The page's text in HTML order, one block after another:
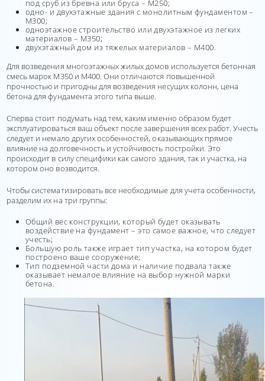
под сруб из бревна или бруса – М250;
одно- и двухэтажные здания с монолитным фундаментом –
М300;
одноэтажное строительство или двухэтажное из легких
материалов – М350;
двухэтажный дом из тяжелых материалов – М400.
Для возведения многоэтажных жилых домов используется бетонная
смесь марок М350 и М400. Они отличаются повышенной
прочностью и пригодны для возведения несущих колонн, цена
бетона для фундамента этого типа выше.
Сперва стоит подумать над тем, каким именно образом будет
эксплуатироваться ваш объект после завершения всех работ. Учесть
следует и немало других особенностей, оказывающих прямое
влияние на долговечность и устойчивость постройки. Это
происходит в силу специфики как самого здания, так и участка, на
котором оно возводится.
Чтобы систематизировать все необходимые для учета особенности,
разделим их на три группы:
Общий вес конструкции, который будет оказывать
воздействие на фундамент – это самое важное, что следует
учесть;
Большую роль также играет тип участка, на котором будет
построено ваше сооружение;
Тип подземной части дома и наличие подвала также
оказывает немалое влияние на выбор нужной марки
бетона.